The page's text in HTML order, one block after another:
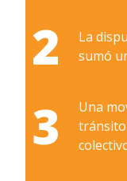
2
La
sumó
3
Una
tránsito